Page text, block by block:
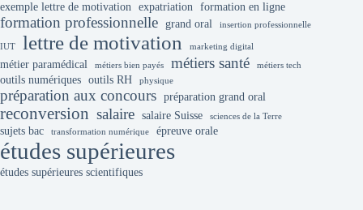
exemple lettre de motivation expatriation formation en ligne
formation professionnelle grand oral insertion professionnelle
IUT lettre de motivation marketing digital
métier paramédical métiers bien payés métiers santé métiers tech
outils numériques outils RH physique
préparation aux concours préparation grand oral
reconversion salaire salaire Suisse sciences de la Terre
sujets bac transformation numérique épreuve orale
études supérieures
études supérieures scientifiques